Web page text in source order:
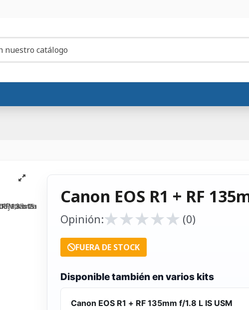
Canon EOS R1 + RF
Opinión:★
★★
★★
★★
★★
★ (0)
FUERA DE STOCK
Disponible también en varios kits
Canon EOS R1 + RF 135mm f/1.8 L IS USM